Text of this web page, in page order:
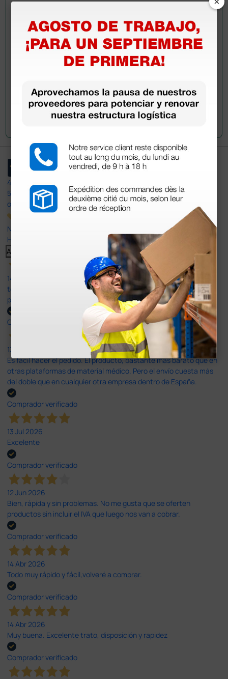
Envía ahora mismo tu pregunta a los colegas que ya
han adquirido este producto.
Envía tu pregunta
4,4
597
opiniones
Nuestras reseñas de 4 y 5 estrellas.
Haga clic aquí para leerlos todos >
Anterior
14 Jul 2026
todo correcto. podria señalar que un poco caro los portes y el
plazo de entrega se alarga.
Comprador verificado
13 Jul 2026
Es fácil hacer el pedido. El producto, bastante mas barato que en
otras plataformas de material médico. Pero el envío cuesta más
del doble que en cualquier otra empresa dentro de España.
Comprador verificado
13 Jul 2026
Excelente
Comprador verificado
12 Jun 2026
Bien, rápida y sin problemas. No me gusta que se oferten
productos sin incluir el IVA que luego nos van a cobrar.
Comprador verificado
14 Abr 2026
Todo muy rápido y fácil,volveré a comprar.
Comprador verificado
14 Abr 2026
Muy buena. Excelente trato, disposición y rapidez
Comprador verificado